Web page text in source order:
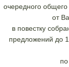
очередного
от
в повестку
предложений до